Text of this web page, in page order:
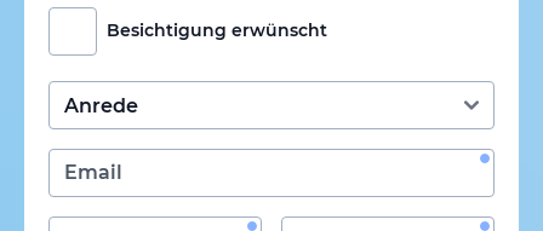
Besichtigung erwünscht